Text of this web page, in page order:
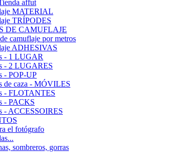
affut
MATERIAL
TRÍPODES
DE CAMUFLAJE
camuflaje por metros
ADHESIVAS
- 1 LUGAR
- 2 LUGARES
- POP-UP
de caza - MÓVILES
- FLOTANTES
- PACKS
- ACCESSOIRES
el fotógrafo
sombreros, gorras